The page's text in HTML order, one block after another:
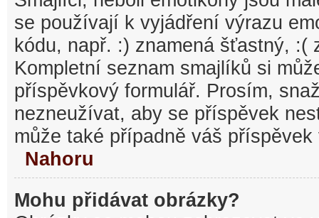
se používají k vyjádření výrazu
kódu, např. :) znamená šťastný, :(
Kompletní seznam smajlíků si
příspěvkový formulář. Prosím,
nezneužívat, aby se příspěvek
může také případně váš
Nahoru
Mohu přidávat obrázky?